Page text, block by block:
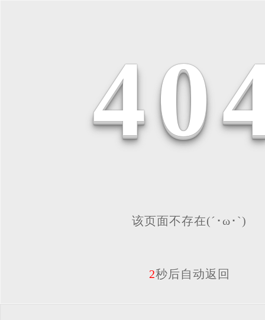
40
该页面不存在(´･ω･`)
2秒后自动返回